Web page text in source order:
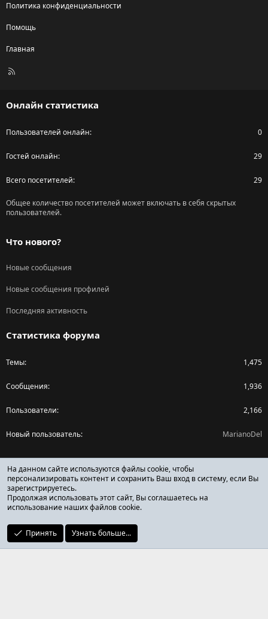
Политика конфиденциальности
Помощь
Главная
R
Онлайн статистика
Пользователей онлайн 0
Гостей онлайн 29
Всего посетителей 29
Общее количество посетителей может включать в себя скрытых
пользователей.
Что нового?
Новые сообщения
Новые сообщения профилей
Последняя активность
Статистика форума
Темы 1,475
Сообщения 1,936
Пользователи 2,166
Новый пользователь MarianoDel
Поделиться страницей
Facebook
X (Twitter)
Reddit
ОТЗЫВЫ ОНЛАЙН ФОРУМ
На данном сайте используются файлы cookie, чтобы
персонализировать контент и сохранить Ваш вход в систему, если Вы
зарегистрируетесь.
Продолжая использовать этот сайт, Вы соглашаетесь на
использование наших файлов cookie.
Принять Узнать больше...